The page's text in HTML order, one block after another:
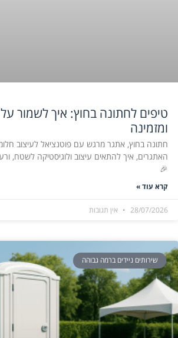
טיפים לחתונה בחוץ: איך לשמור
ומזמינה
חתונה בחוץ, אתגר מרגש עם פוטנציאל לעיצוב
האתגרים, איך להתאים עיצוב ולוגיסטיקה לשטח,
🎉
קרא עוד »
28/07/2026 אין תגובות
שירותים ניידים ברמה גבוהה